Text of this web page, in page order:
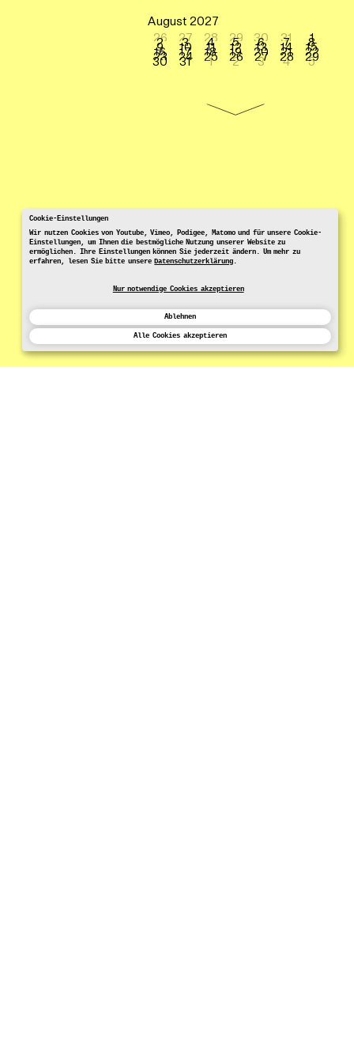
Cookie-Einstellungen
Wir nutzen Cookies von Youtube, Vimeo, Podigee, Matomo und für unsere Cookie-
Einstellungen, um Ihnen die bestmögliche Nutzung unserer Website zu
ermöglichen. Ihre Einstellungen können Sie jederzeit ändern. Um mehr zu
erfahren, lesen Sie bitte unsereDatenschutzerklärung.
Nur notwendige Cookies akzeptieren
Ablehnen
Alle Cookies akzeptieren
August 2027
26
27 28 29 30 31 1
2 3 4 5 6 7 8
9 10 11 12 13 14 15
16 17 18 19 20 21 22
23 24 25 26 27 28 29
30 31 1 2 3 4 5